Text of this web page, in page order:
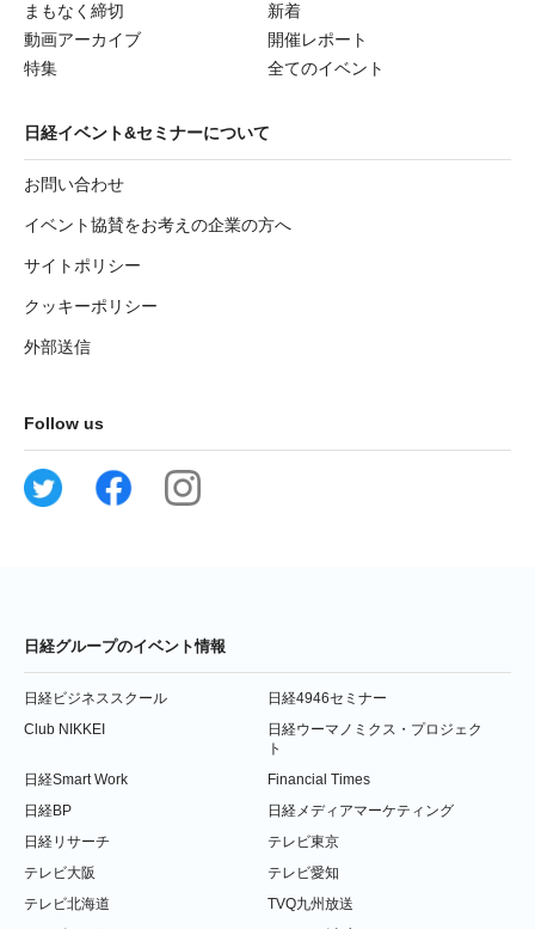
まもなく締切
新着
動画アーカイブ
開催レポート
特集
全てのイベント
日経イベント&セミナーについて
お問い合わせ
イベント協賛をお考えの企業の方へ
サイトポリシー
クッキーポリシー
外部送信
Follow us
日経グループのイベント情報
日経ビジネススクール
日経4946セミナー
Club NIKKEI
日経ウーマノミクス・プロジェク
ト
日経Smart Work
Financial Times
日経BP
日経メディアマーケティング
日経リサーチ
テレビ東京
テレビ大阪
テレビ愛知
テレビ北海道
TVQ九州放送